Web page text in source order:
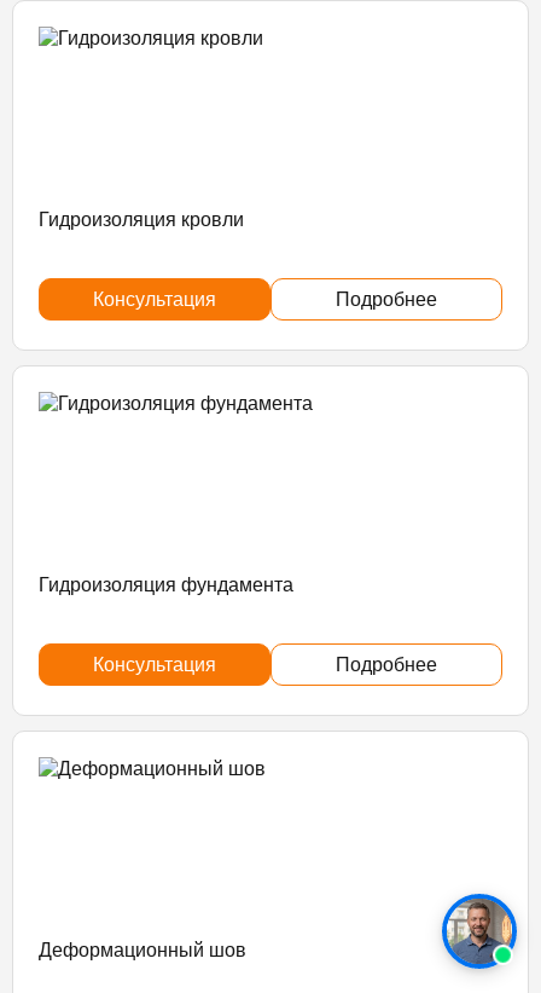
Гидроизоляция кровли
Консультация Подробнее
Гидроизоляция фундамента
Консультация Подробнее
Деформационный шов